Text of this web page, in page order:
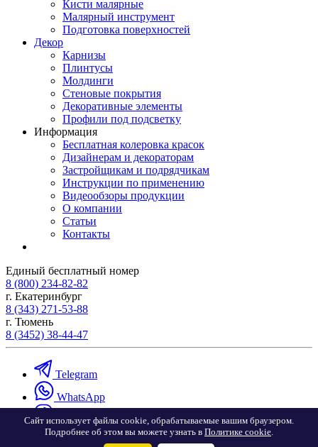
Кисти малярные
Малярный инструмент
Подготовка поверхностей
Декор
Карнизы
Плинтусы
Молдинги
Стеновые покрытия
Декоративные элементы
Профили под подсветку
Информация
Бесплатная колеровка красок
Дизайнерам и декораторам
Застройщикам и подрядчикам
Инструкции по применению
Видеообзоры продукции
О компании
Статьи
Контакты
Единый бесплатный номер
8 (800) 234-82-82
г. Екатеринбург
8 (343) 271-53-88
г. Тюмень
8 (3452) 38-44-47
Telegram
WhatsApp
Viber
VK
Сайт использует файлы cookie, обрабатываемые вашим браузером.
Подробнее об этом вы можете узнать в Политике cookie.